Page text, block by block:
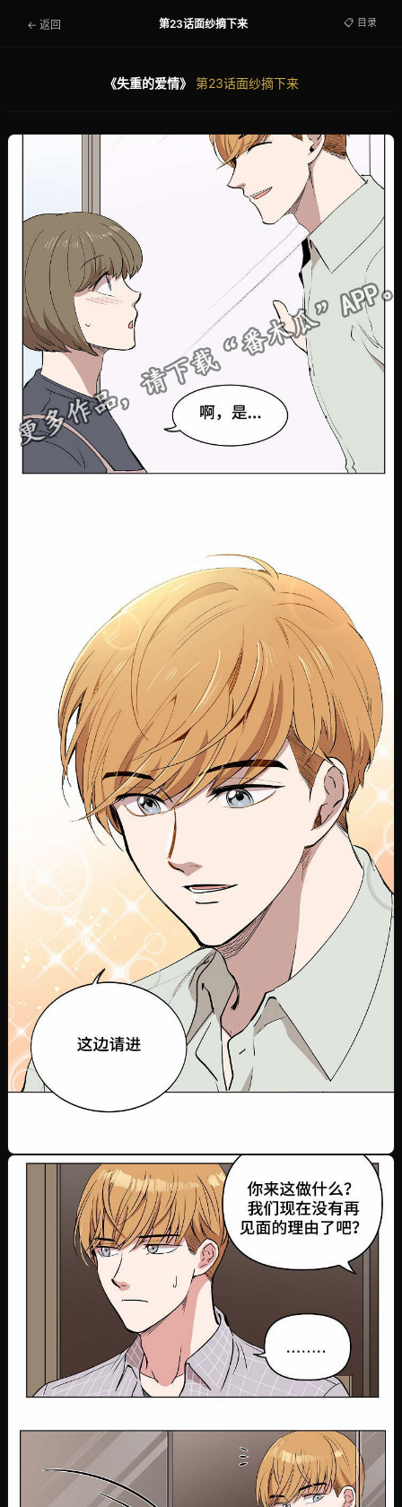
← 返回 第23话面纱摘下来 📋 目录
《失重的爱情》 第23话面纱摘下来